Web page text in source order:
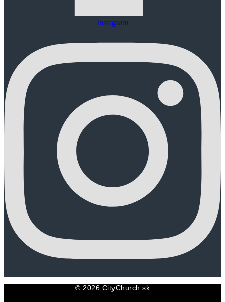
Instagram
© 2026 CityChurch.sk